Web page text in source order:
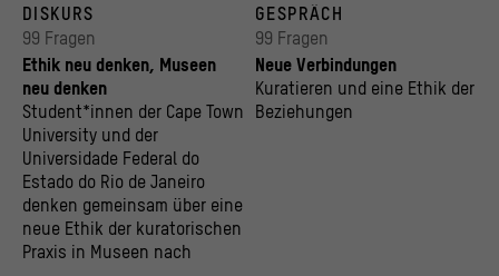
© Collage for the workshop „New Ethics, New Museums“. Copyright: Samie Blasingame
DISKURS
99 Fragen
Ethik neu denken, Museen
neu denken
Student*innen der Cape Town
University und der
Universidade Federal do
Estado do Rio de Janeiro
denken gemeinsam über eine
neue Ethik der kuratorischen
Praxis in Museen nach
GESPRÄCH
99 Fragen
Neue Verbindungen
Kuratieren und eine Ethik der
Beziehungen